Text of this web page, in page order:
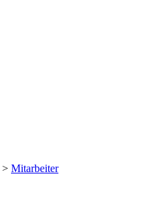
> Mitarbeiter